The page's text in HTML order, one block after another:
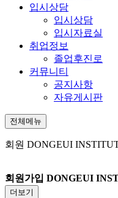
입시상담
입시상담
입시자료실
취업정보
졸업후진로
커뮤니티
공지사항
자유게시판
전체메뉴
회원 DONGEUI
회원가입 DONGEUI
더보기